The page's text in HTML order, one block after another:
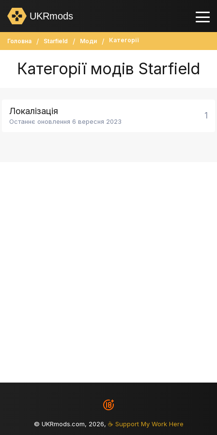
UKRmods
Головна Starfield Моди Категорії
Категорії модів Starfield
Локалізація
Останнє оновлення 6 вересня 2023
1
© UKRmods.com, 2026, ☕ Support My Work Here